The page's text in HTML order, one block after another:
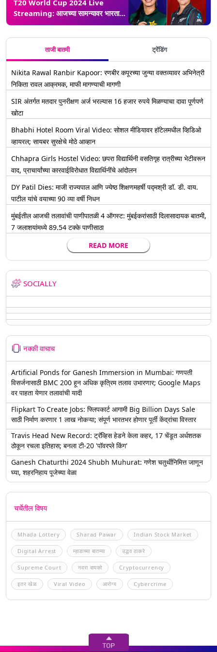
T20 World Cup 2024 Live
Streaming: आजच्या सामन्यावर भारताच
भवितव्य ठरणार; पाकिस्तान-न्यूझीलंड थेट
ताजी बातमी ट्रेंडिंग
Nikita Rawal Ranbir Kapoor: रणबीर कपूरच्या जुन्या वक्तव्यावर अभिनेत्री
निकिता रावल आक्रमक, माफी मागण्याची मागणी
SIR अंतर्गत मतदार पुनरीक्षण अर्ज भरल्यास 16 हजार रुपये मिळण्याचा दावा पूर्णपणे
खोटा
Bhabhi Hotel Room Viral Video: सोशल मीडियावर हॉटेलमधील व्हिडिओ
व्हायरल; सायबर सुरक्षेचे मोठे आव्हान
Chhapra Girls Hostel Video: छपरा विद्यार्थिनी वसतिगृह रात्रीच्या भेटीवरून
वाद, प्राचार्यांच्या कारवाईविरोधात विद्यार्थिनींचे आंदोलन
DY Patil Dies: माजी राज्यपाल आणि ज्येष्ठ शिक्षणमहर्षी पद्मश्री डॉ. डी. वाय.
पाटील यांचे वयाच्या 90 व्या वर्षी निधन
मुंबईतील आजची तलावांची पाणीपातळी 4 ऑगस्ट: मुंबईकरांसाठी दिलासादायक बातमी,
7 जलाशयांमध्ये 89.54 टक्के पाणीसाठा
READ MORE
SOCIALLY
नक्की वाचाच
Artificial Ponds for Ganesh Immersion in Mumbai: गणपती
विसर्जनासाठी BMC 200 हून अधिक कृत्रिम तलाव उभारणार; Google Maps
वर पाहता येणार तलावांची यादी
Flipkart To Create Jobs: फ्लिपकार्ट आगामी Big Billion Days Sale
साठी निर्माण करणार 1 लाख नोकऱ्या; संपूर्ण भारतभर होणार पूर्ती केंद्रांचा विस्तार
Travis Head New Record: ट्रॅव्हिस हेडने केला कहर, 17 चेंडूत अर्धशतक
ठोकून रचला इतिहास; बनला टी-20 'पॉवरप्ले किंग'
Ganesh Chaturthi 2024 Shubh Muhurat: गणेश चतुर्थीनिमित्त जाणून
घ्या, शहरनिहाय पूजेच्या वेळा
चर्चेतील विषय
Mhada Lottery Sharad Pawar Indian Stock Market
Digital Arrest म्हाडाच्या बातम्या उद्धव ठाकरे
Supreme Court नवरा बायको Cryptocurrency
इतर खेळ Viral Video आरोग्य Cybercrime